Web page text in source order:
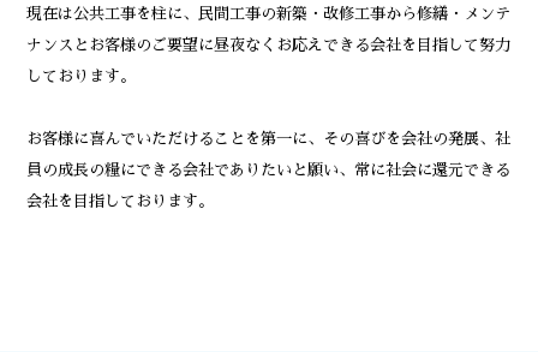
現在は公共工事を柱に、民間工事の新築・改修工事から修繕・メンテ
ナンスとお客様のご要望に昼夜なくお応えできる会社を目指して努力
しております。
お客様に喜んでいただけることを第一に、その喜びを会社の発展、社
員の成長の糧にできる会社でありたいと願い、常に社会に還元できる
会社を目指しております。